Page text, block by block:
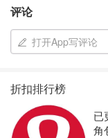
评论
打开App写评论
折扣排行榜
已
角